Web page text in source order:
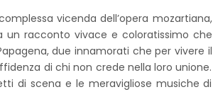
vicenda dell’opera mozartiana,
un racconto vivace e coloratissimo che
due innamorati che per vivere il
di chi non crede nella loro unione.
di scena e le meravigliose musiche di